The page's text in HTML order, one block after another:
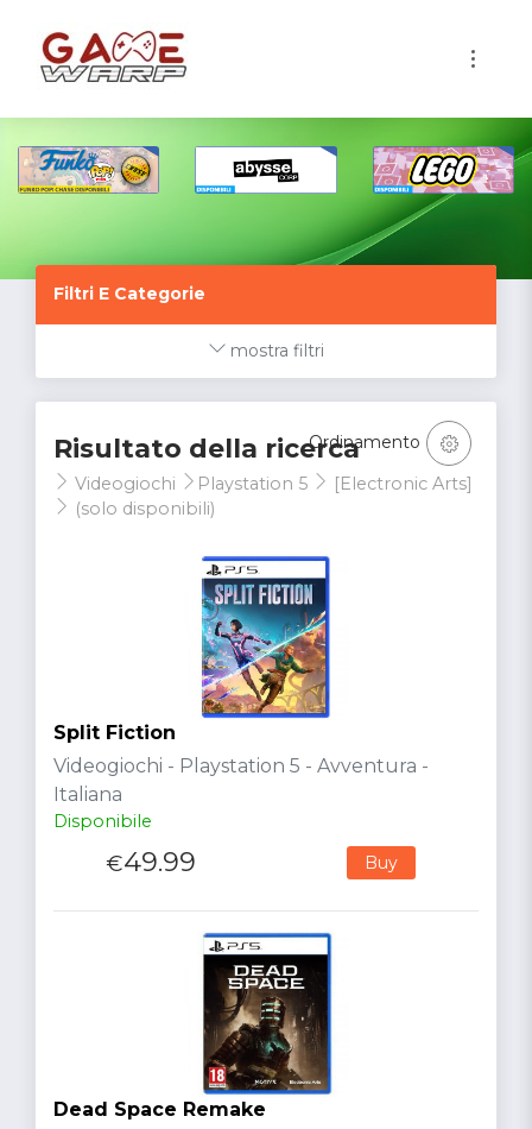
Filtri E Categorie
mostra filtri
Risultato della ricerca
Videogiochi Playstation 5
[Electronic Arts]
(solo disponibili)
Ordinamento
Split Fiction
Videogiochi - Playstation 5 - Avventura -
Italiana
Disponibile
€49.99 Buy
Dead Space Remake